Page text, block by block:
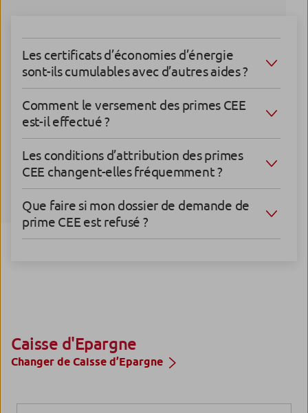
Les certificats d’économies d’énergie
sont-ils cumulables avec d’autres aides ?
Comment le versement des primes CEE
est-il effectué ?
Les conditions d’attribution des primes
CEE changent-elles fréquemment ?
Que faire si mon dossier de demande de
prime CEE est refusé ?
Caisse d'Epargne
Changer de Caisse d’Epargne